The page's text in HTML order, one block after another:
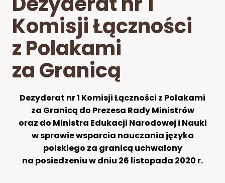
Komisji Łączności
z Polakami
za Granicą
Dezyderat nr 1 Komisji Łączności z Polakami
za Granicą do Prezesa Rady Ministrów
oraz do Ministra Edukacji Narodowej i Nauki
w sprawie wsparcia nauczania języka
polskiego za granicą uchwalony
na posiedzeniu w dniu 26 listopada 2020 r.